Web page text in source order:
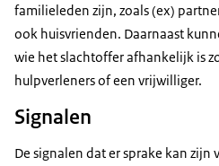
familieleden zijn, zoals (ex)
ook huisvrienden. Daarnaast
wie het slachtoffer afhankelijk is
hulpverleners of een vrijwilliger.
Signalen
De signalen dat er sprake kan